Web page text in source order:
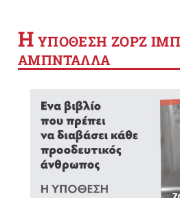
Η YΠΟΘΕΣΗ ΖΟΡΖ
ΑΜΠΝΤΑΛΛΑ